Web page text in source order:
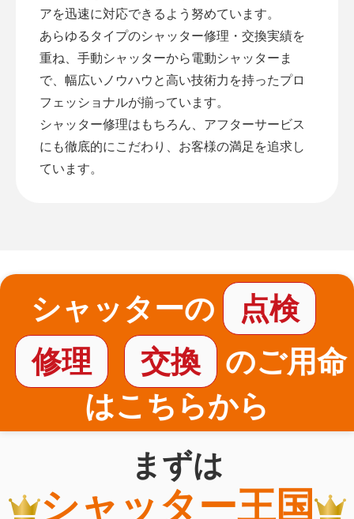
アを迅速に対応できるよう努めています。
あらゆるタイプのシャッター修理・交換実績を
重ね、手動シャッターから電動シャッターま
で、幅広いノウハウと高い技術力を持ったプロ
フェッショナルが揃っています。
シャッター修理はもちろん、アフターサービス
にも徹底的にこだわり、お客様の満足を追求し
ています。
シャッターの
点検
修理
交換
のご用命
はこちらから
まずは
シャッター王国